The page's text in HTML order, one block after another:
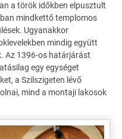
a török időkben elpusztult
mindkettő templomos
Ugyanakkor
mindig együtt
Az 1396-os határjárást
egy egységet
a Szilszigeten lévő
mind a montaji lakosok